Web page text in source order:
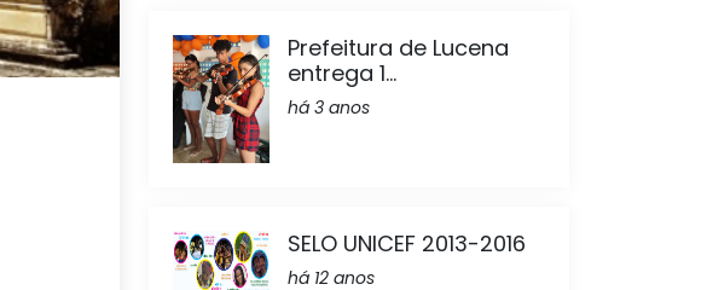
Prefeitura de Lucena
entrega 1...
há 3 anos
SELO UNICEF 2013-2016
há 12 anos